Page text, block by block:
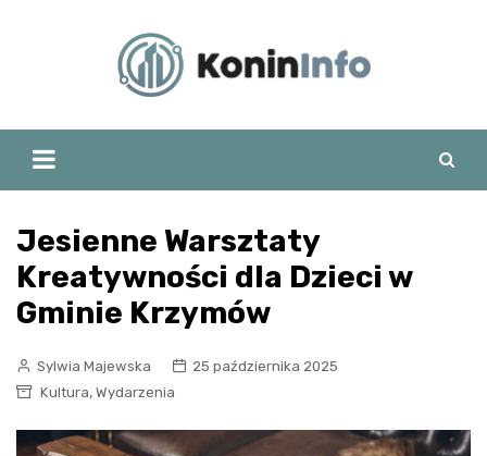
Jesienne Warsztaty
Kreatywności dla Dzieci w
Gminie Krzymów
Sylwia Majewska
25 października 2025
Kultura, Wydarzenia